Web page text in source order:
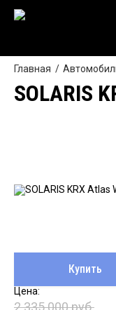
Главная
SOLARIS
2 335 000 руб.
Купить